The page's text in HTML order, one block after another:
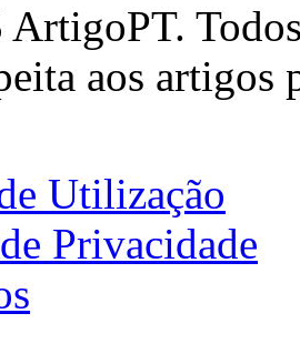
aos artigos
Utilização
Privacidade